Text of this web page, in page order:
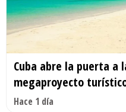
Cuba abre la puerta a
megaproyecto
Hace 1 día